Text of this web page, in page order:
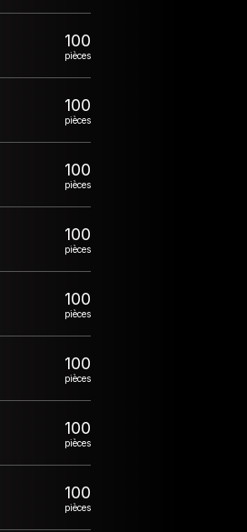
100
pièces
100
pièces
100
pièces
100
pièces
100
pièces
100
pièces
100
pièces
100
pièces